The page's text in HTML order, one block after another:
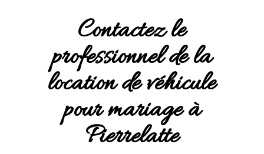
Contactez le
professionnel de la
location de véhicule
pour mariage à
Pierrelatte